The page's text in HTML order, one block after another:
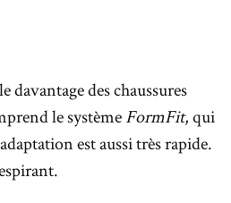
davantage des chaussures
le systèmeFormFit, qui
est aussi très rapide.